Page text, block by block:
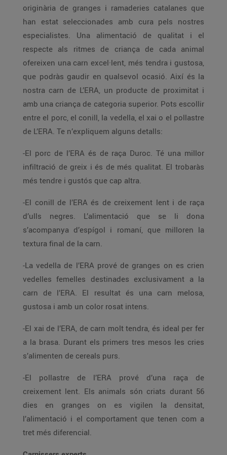
originària de granges i ramaderies catalanes que
han estat seleccionades amb cura pels nostres
especialistes. Una alimentació de qualitat i el
respecte als ritmes de criança de cada animal
ofereixen una carn excel·lent, més tendra i gustosa,
que podràs gaudir en qualsevol ocasió. Així és la
nostra carn de L’ERA, un producte de proximitat i
amb una criança de categoria superior. Pots escollir
entre el porc, el conill, la vedella, el xai o el pollastre
de L’ERA. Te n’expliquem alguns detalls:
-El porc de l’ERA és de raça Duroc. Té una millor
infiltració de greix i és de més qualitat. El trobaràs
més tendre i gustós que cap altra.
-El conill de l’ERA és de creixement lent i de raça
d’ulls negres. L’alimentació que se li dona
s’acompanya d’espígol i romaní, que milloren la
textura final de la carn.
-La vedella de l’ERA prové de granges on es crien
vedelles femelles destinades exclusivament a la
carn de l’ERA. El resultat és una carn melosa,
gustosa i amb un color rosat intens.
-El xai de l’ERA, de carn molt tendra, és ideal per fer
a la brasa. Durant els primers tres mesos les cries
s’alimenten de cereals purs.
-El pollastre de l’ERA prové d’una raça de
creixement lent. Els animals són criats durant 56
dies en granges on es vigilen la densitat,
l’alimentació i el comportament que tenen com a
tret més diferencial.